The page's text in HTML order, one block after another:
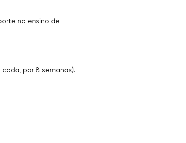
no ensino de
por 8 semanas).